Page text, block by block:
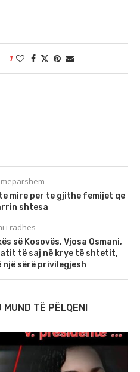
1
mire per te gjithe femijet qe
shtesa
i radhës
së Kosovës, Vjosa Osmani,
të saj në krye të shtetit,
sërë privilegjesh
TË PËLQENI